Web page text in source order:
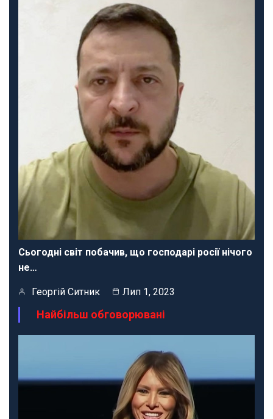
Сьогодні світ побачив, що господарі росії нічого
не…
Георгій Ситник Лип 1, 2023
Найбільш обговорювані